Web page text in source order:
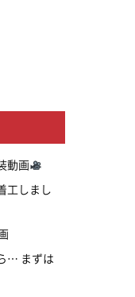
動画
工しまし
… まずは